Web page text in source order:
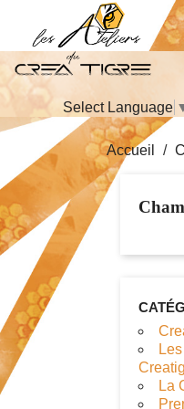
Select Language
Accueil
La